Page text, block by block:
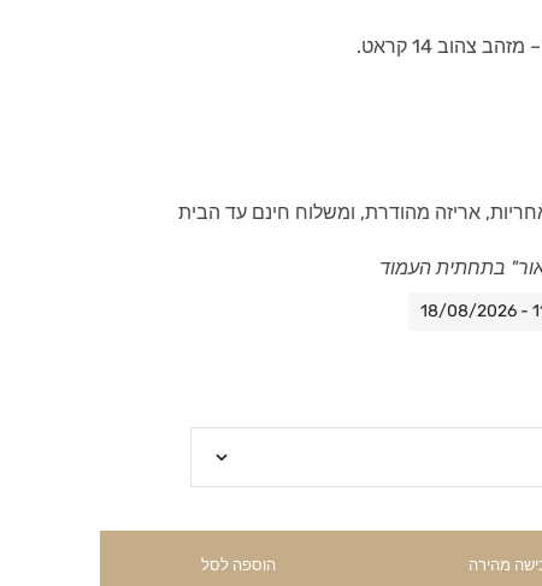
צהוב 14 קראט.
אריזה מהודרת, ומשלוח חינם עד הבית
בתחתית העמוד
מהירה הוספה לסל